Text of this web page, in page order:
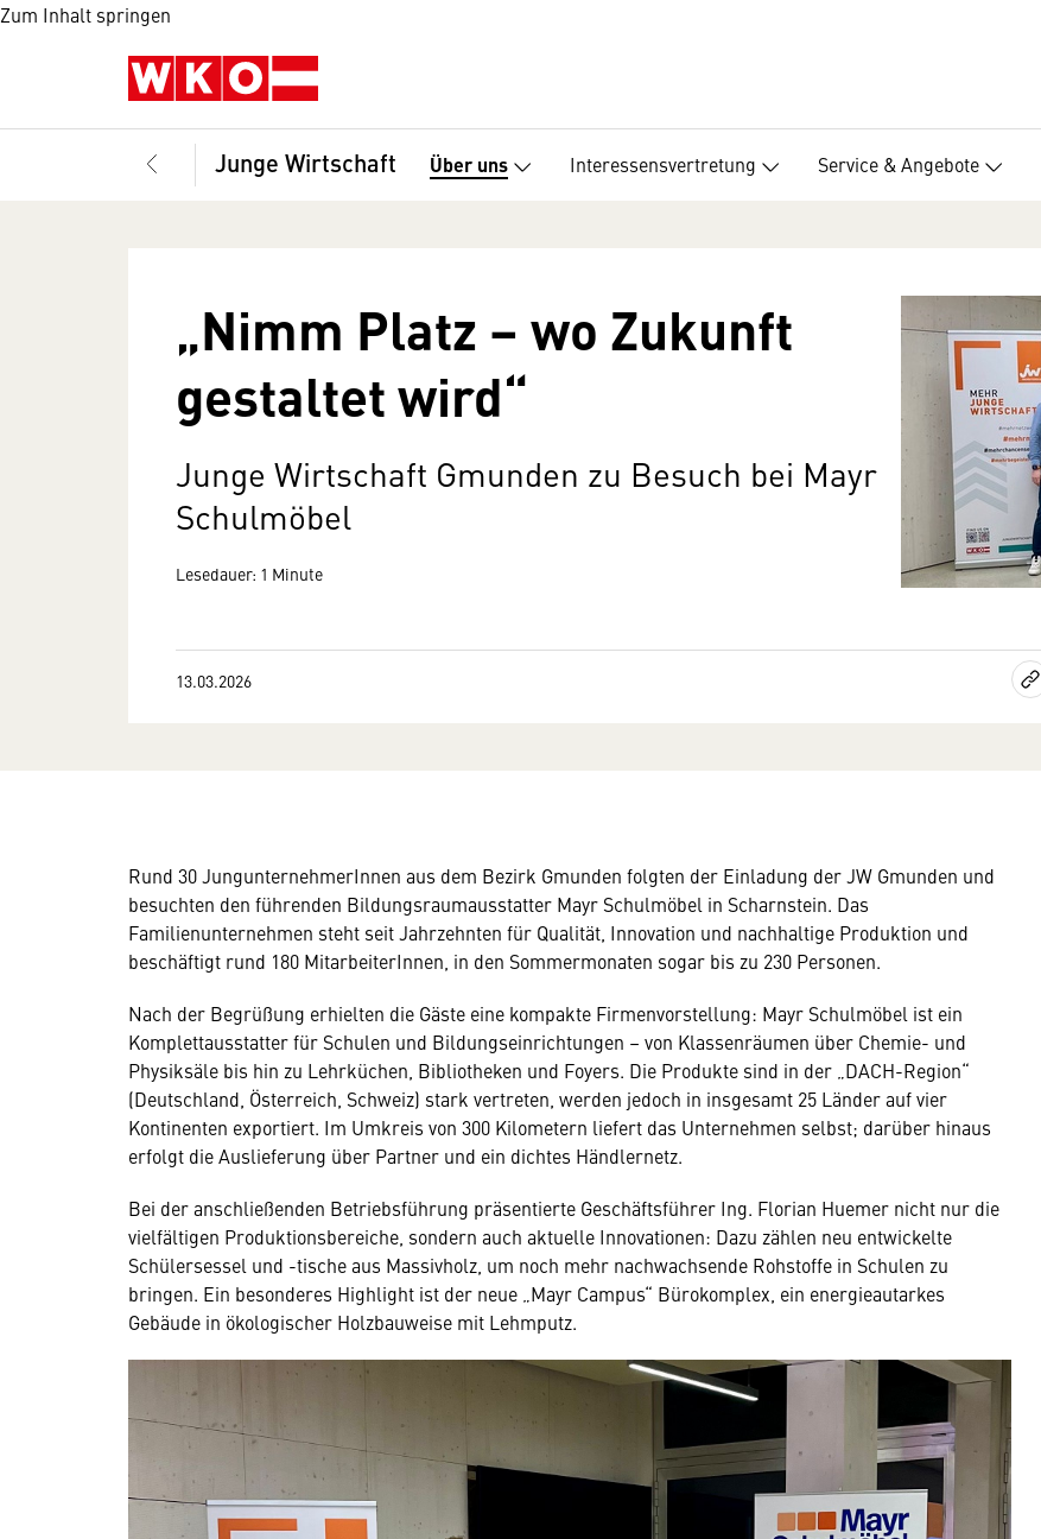
Zum Inhalt springen
Junge Wirtschaft Über uns Interessensvertretung Service & Angebote
„Nimm Platz – wo Zukunft
gestaltet wird“
Junge Wirtschaft Gmunden zu Besuch bei Mayr
Schulmöbel
Lesedauer: 1 Minute
13.03.2026
Rund 30 JungunternehmerInnen aus dem Bezirk Gmunden folgten der Einladung der JW Gmunden und
besuchten den führenden Bildungsraumausstatter Mayr Schulmöbel in Scharnstein. Das
Familienunternehmen steht seit Jahrzehnten für Qualität, Innovation und nachhaltige Produktion und
beschäftigt rund 180 MitarbeiterInnen, in den Sommermonaten sogar bis zu 230 Personen.
Nach der Begrüßung erhielten die Gäste eine kompakte Firmenvorstellung: Mayr Schulmöbel ist ein
Komplettausstatter für Schulen und Bildungseinrichtungen – von Klassenräumen über Chemie- und
Physiksäle bis hin zu Lehrküchen, Bibliotheken und Foyers. Die Produkte sind in der „DACH-Region“
(Deutschland, Österreich, Schweiz) stark vertreten, werden jedoch in insgesamt 25 Länder auf vier
Kontinenten exportiert. Im Umkreis von 300 Kilometern liefert das Unternehmen selbst; darüber hinaus
erfolgt die Auslieferung über Partner und ein dichtes Händlernetz.
Bei der anschließenden Betriebsführung präsentierte Geschäftsführer Ing. Florian Huemer nicht nur die
vielfältigen Produktionsbereiche, sondern auch aktuelle Innovationen: Dazu zählen neu entwickelte
Schülersessel und -tische aus Massivholz, um noch mehr nachwachsende Rohstoffe in Schulen zu
bringen. Ein besonderes Highlight ist der neue „Mayr Campus“ Bürokomplex, ein energieautarkes
Gebäude in ökologischer Holzbauweise mit Lehmputz.